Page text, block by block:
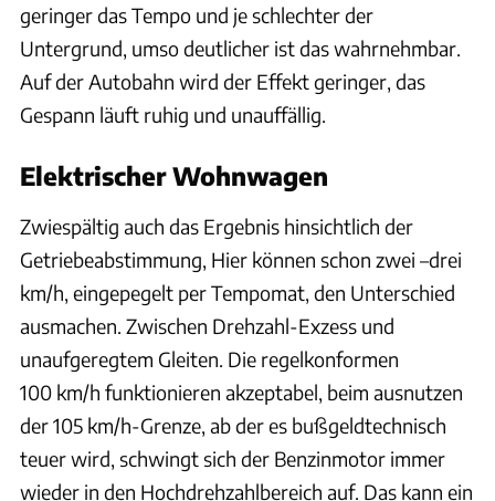
geringer das Tempo und je schlechter der
Untergrund, umso deutlicher ist das wahrnehmbar.
Auf der Autobahn wird der Effekt geringer, das
Gespann läuft ruhig und unauffällig.
Elektrischer Wohnwagen
Zwiespältig auch das Ergebnis hinsichtlich der
Getriebeabstimmung, Hier können schon zwei –drei
km/h, eingepegelt per Tempomat, den Unterschied
ausmachen. Zwischen Drehzahl-Exzess und
unaufgeregtem Gleiten. Die regelkonformen
100 km/h funktionieren akzeptabel, beim ausnutzen
der 105 km/h-Grenze, ab der es bußgeldtechnisch
teuer wird, schwingt sich der Benzinmotor immer
wieder in den Hochdrehzahlbereich auf. Das kann ein